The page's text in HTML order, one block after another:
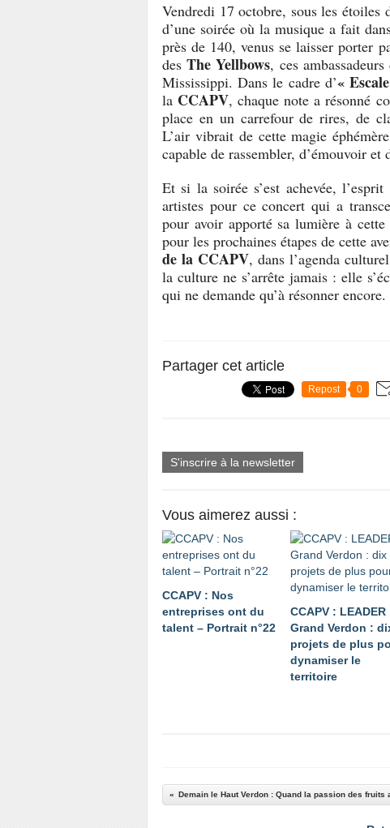
Vendredi 17 octobre, sous les étoiles
d’une soirée où la musique a fait
près de 140, venus se laisser porter
desThe Yellbows, ces
Mississippi. Dans le cadre d’«
la CCAPV, chaque note a résonné
place en un carrefour de rires, de
L’air vibrait de cette magie
capable de rassembler, d’émouvoir
Et si la soirée s’est achevée, l’esprit
artistes pour ce concert qui a
pour avoir apporté sa lumière à
pour les prochaines étapes de cette
de la CCAPV, dans l’agenda
la culture ne s’arrête jamais : elle
qui ne demande qu’à résonner
Partager cet article
Repost 0
S'inscrire à la newsletter
Vous aimerez aussi :
CCAPV : Nos
entreprises ont du
talent – Portrait n°22
CCAPV : LEADER
Grand Verdon :
projets de plus
dynamiser le
territoire